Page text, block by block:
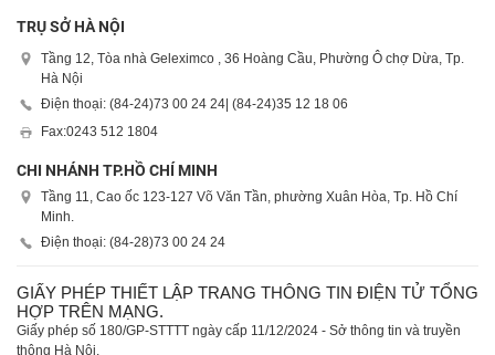
TRỤ SỞ HÀ NỘI
Tầng 12, Tòa nhà Geleximco , 36 Hoàng Cầu, Phường Ô chợ Dừa, Tp.
Hà Nội
Điện thoại: (84-24)73 00 24 24| (84-24)35 12 18 06
Fax:0243 512 1804
CHI NHÁNH TP.HỒ CHÍ MINH
Tầng 11, Cao ốc 123-127 Võ Văn Tần, phường Xuân Hòa, Tp. Hồ Chí
Minh.
Điện thoại: (84-28)73 00 24 24
GIẤY PHÉP THIẾT LẬP TRANG THÔNG TIN ĐIỆN TỬ TỔNG
HỢP TRÊN MẠNG.
Giấy phép số 180/GP-STTTT ngày cấp 11/12/2024 - Sở thông tin và truyền
thông Hà Nội.